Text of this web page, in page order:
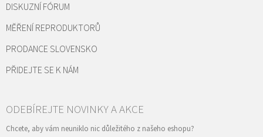
DISKUZNÍ FÓRUM
MĚŘENÍ REPRODUKTORŮ
PRODANCE SLOVENSKO
PŘIDEJTE SE K NÁM